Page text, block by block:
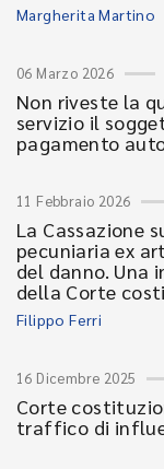
Margherita Martino
06 Marzo 2026
Non riveste la
servizio il
pagamento
11 Febbraio 2026
La Cassazione
pecuniaria ex
del danno.
della Corte
Filippo Ferri
16 Dicembre 2025
Corte
traffico di